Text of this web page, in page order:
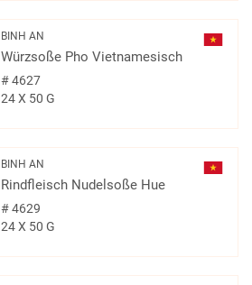
BINH AN
Würzsoße Pho Vietnamesisch
#4627
24 X 50 G
BINH AN
Rindfleisch Nudelsoße Hue
#4629
24 X 50 G